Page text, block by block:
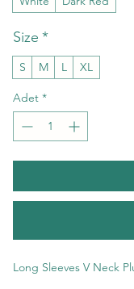
Size *
S M L XL
Adet *
Long Sleeves V Neck